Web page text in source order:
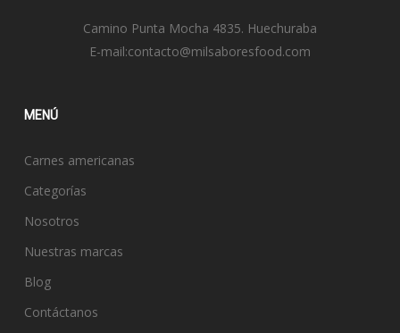
Camino Punta Mocha 4835. Huechuraba
E-mail:contacto@milsaboresfood.com
MENÚ
Carnes americanas
Categorías
Nosotros
Nuestras marcas
Blog
Contáctanos